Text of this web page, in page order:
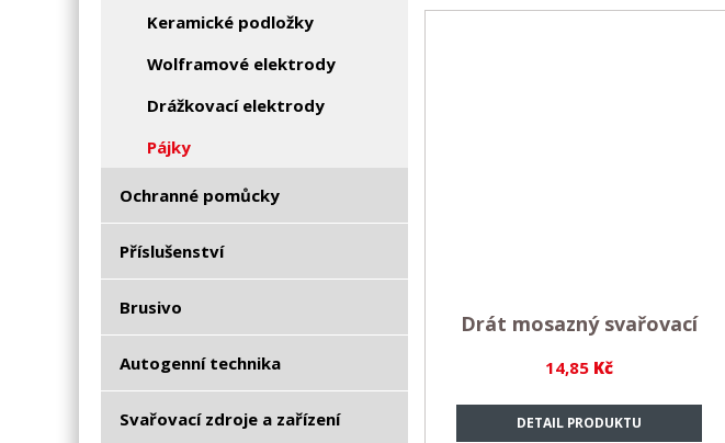
Keramické podložky
Wolframové elektrody
Drážkovací elektrody
Pájky
Ochranné pomůcky
Příslušenství
Brusivo
Autogenní technika
Svařovací zdroje a zařízení
14,85 Kč
DETAIL PRODUKTU
Drát mosazný svařovací